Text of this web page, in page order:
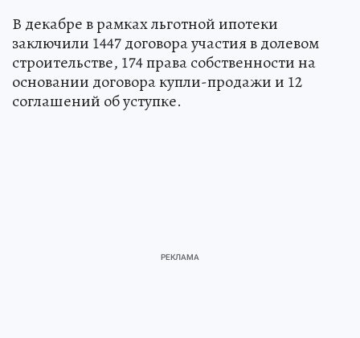
В декабре в рамках льготной ипотеки
заключили 1447 договора участия в долевом
строительстве, 174 права собственности на
основании договора купли-продажи и 12
соглашений об уступке.